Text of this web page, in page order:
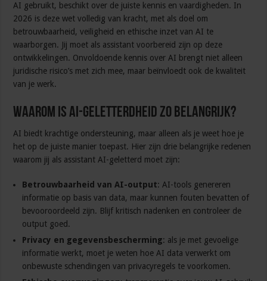
AI gebruikt, beschikt over de juiste kennis en vaardigheden. In
2026 is deze wet volledig van kracht, met als doel om
betrouwbaarheid, veiligheid en ethische inzet van AI te
waarborgen. Jij moet als assistant voorbereid zijn op deze
ontwikkelingen. Onvoldoende kennis over AI brengt niet alleen
juridische risico’s met zich mee, maar beïnvloedt ook de kwaliteit
van je werk.
Waarom is AI-geletterdheid zo belangrijk?
AI biedt krachtige ondersteuning, maar alleen als je weet hoe je
het op de juiste manier toepast. Hier zijn drie belangrijke redenen
waarom jij als assistant AI-geletterd moet zijn:
Betrouwbaarheid van AI-output: AI-tools genereren
informatie op basis van data, maar kunnen fouten bevatten of
bevooroordeeld zijn. Blijf kritisch nadenken en controleer de
output goed.
Privacy en gegevensbescherming: als je met gevoelige
informatie werkt, moet je weten hoe AI data verwerkt om
onbewuste schendingen van privacyregels te voorkomen.